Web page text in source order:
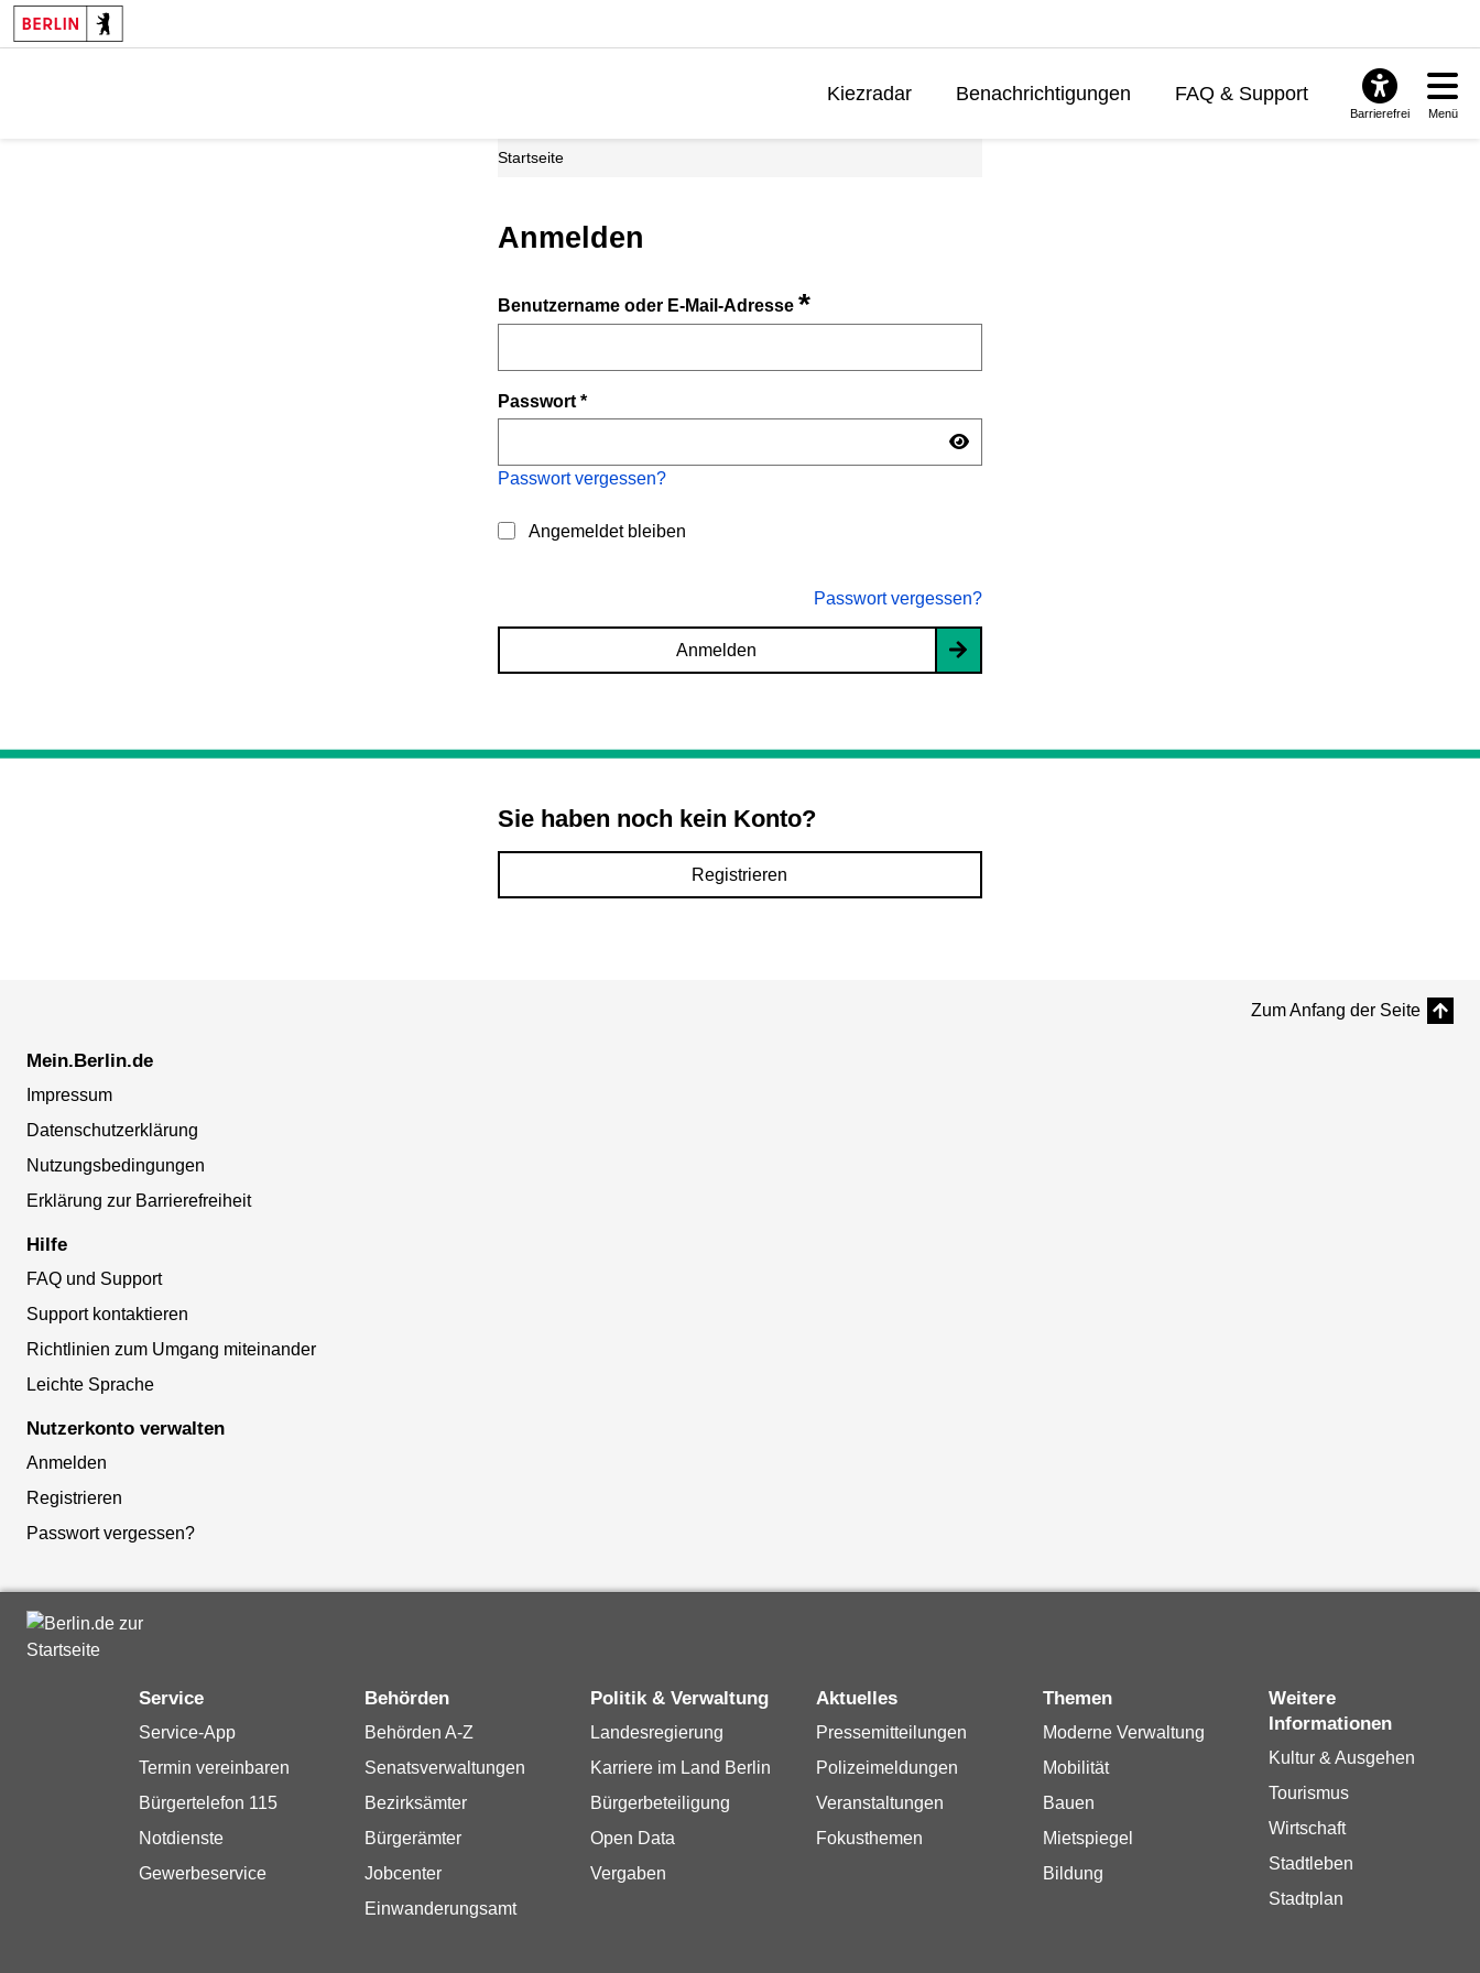
Kiezradar Benachrichtigungen FAQ & Support
Barrierefrei Menü
Startseite
Anmelden
Benutzername oder E-Mail-Adresse*
Passwort*
Passwort vergessen?
Angemeldet bleiben
Passwort vergessen?
Anmelden
Sie haben noch kein Konto?
Registrieren
Zum Anfang der Seite
Mein.Berlin.de
Impressum
Datenschutzerklärung
Nutzungsbedingungen
Erklärung zur Barrierefreiheit
Hilfe
FAQ und Support
Support kontaktieren
Richtlinien zum Umgang miteinander
Leichte Sprache
Nutzerkonto verwalten
Anmelden
Registrieren
Passwort vergessen?
Service
Service-App
Termin vereinbaren
Bürgertelefon 115
Notdienste
Gewerbeservice
Behörden
Behörden A-Z
Senatsverwaltungen
Bezirksämter
Bürgerämter
Jobcenter
Einwanderungsamt
Politik & Verwaltung
Landesregierung
Karriere im Land Berlin
Bürgerbeteiligung
Open Data
Vergaben
Aktuelles
Pressemitteilungen
Polizeimeldungen
Veranstaltungen
Fokusthemen
Themen
Moderne Verwaltung
Mobilität
Bauen
Mietspiegel
Bildung
Weitere
Informationen
Kultur & Ausgehen
Tourismus
Wirtschaft
Stadtleben
Stadtplan